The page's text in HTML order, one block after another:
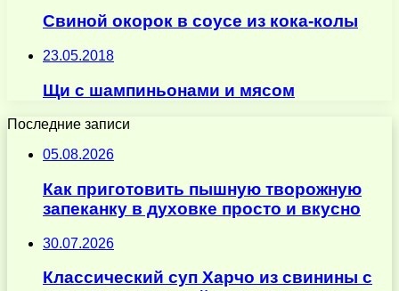
Свиной окорок в соусе из кока-колы
23.05.2018
Щи с шампиньонами и мясом
Последние записи
05.08.2026
Как приготовить пышную творожную
запеканку в духовке просто и вкусно
30.07.2026
Классический суп Харчо из свинины с